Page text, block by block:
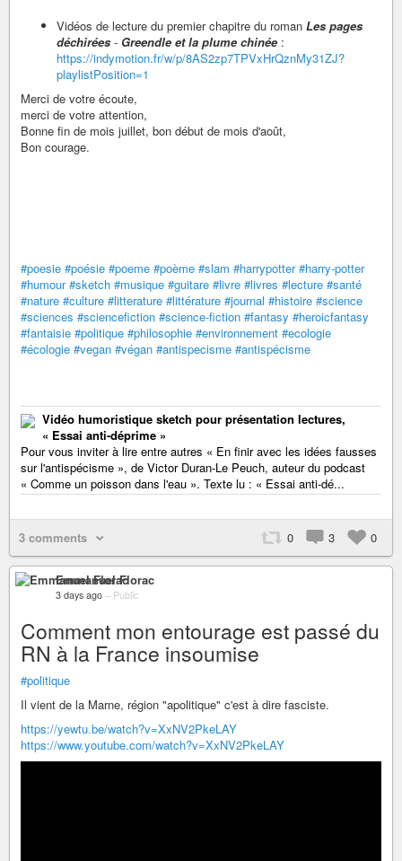
Vidéos de lecture du premier chapitre du roman Les pages
déchirées - Greendle et la plume chinée :
https://indymotion.fr/w/p/8AS2zp7TPVxHrQznMy31ZJ?
playlistPosition=1
Merci de votre écoute,
merci de votre attention,
Bonne fin de mois juillet, bon début de mois d'août,
Bon courage.
#poesie #poésie #poeme #poème #slam #harrypotter #harry-potter
#humour #sketch #musique #guitare #livre #livres #lecture #santé
#nature #culture #litterature #littérature #journal #histoire #science
#sciences #sciencefiction #science-fiction #fantasy #heroicfantasy
#fantaisie #politique #philosophie #environnement #ecologie
#écologie #vegan #végan #antispecisme #antispécisme
Vidéo humoristique sketch pour présentation lectures,
« Essai anti-déprime »
Pour vous inviter à lire entre autres « En finir avec les idées fausses
sur l'antispécisme », de Victor Duran-Le Peuch, auteur du podcast
« Comme un poisson dans l'eau ». Texte lu : « Essai anti-dé...
3 comments 0 3 0
Emmanuel Florac
3 days ago – Public
Comment mon entourage est passé du
RN à la France insoumise
#politique
Il vient de la Marne, région "apolitique" c'est à dire fasciste.
https://yewtu.be/watch?v=XxNV2PkeLAY
https://www.youtube.com/watch?v=XxNV2PkeLAY